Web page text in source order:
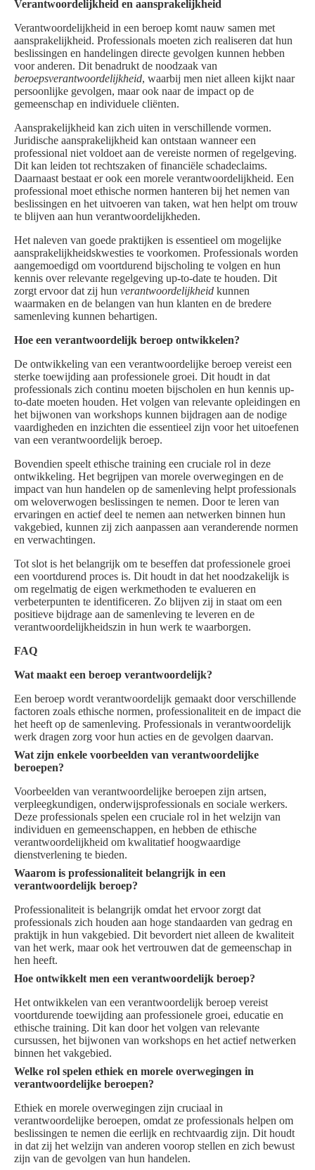
Verantwoordelijkheid en aansprakelijkheid
Verantwoordelijkheid in een beroep komt nauw samen met
aansprakelijkheid. Professionals moeten zich realiseren dat hun
beslissingen en handelingen directe gevolgen kunnen hebben
voor anderen. Dit benadrukt de noodzaak van
beroepsverantwoordelijkheid, waarbij men niet alleen kijkt naar
persoonlijke gevolgen, maar ook naar de impact op de
gemeenschap en individuele cliënten.
Aansprakelijkheid kan zich uiten in verschillende vormen.
Juridische aansprakelijkheid kan ontstaan wanneer een
professional niet voldoet aan de vereiste normen of regelgeving.
Dit kan leiden tot rechtszaken of financiële schadeclaims.
Daarnaast bestaat er ook een morele verantwoordelijkheid. Een
professional moet ethische normen hanteren bij het nemen van
beslissingen en het uitvoeren van taken, wat hen helpt om trouw
te blijven aan hun verantwoordelijkheden.
Het naleven van goede praktijken is essentieel om mogelijke
aansprakelijkheidskwesties te voorkomen. Professionals worden
aangemoedigd om voortdurend bijscholing te volgen en hun
kennis over relevante regelgeving up-to-date te houden. Dit
zorgt ervoor dat zij hun verantwoordelijkheid kunnen
waarmaken en de belangen van hun klanten en de bredere
samenleving kunnen behartigen.
Hoe een verantwoordelijk beroep ontwikkelen?
De ontwikkeling van een verantwoordelijke beroep vereist een
sterke toewijding aan professionele groei. Dit houdt in dat
professionals zich continu moeten bijscholen en hun kennis up-
to-date moeten houden. Het volgen van relevante opleidingen en
het bijwonen van workshops kunnen bijdragen aan de nodige
vaardigheden en inzichten die essentieel zijn voor het uitoefenen
van een verantwoordelijk beroep.
Bovendien speelt ethische training een cruciale rol in deze
ontwikkeling. Het begrijpen van morele overwegingen en de
impact van hun handelen op de samenleving helpt professionals
om weloverwogen beslissingen te nemen. Door te leren van
ervaringen en actief deel te nemen aan netwerken binnen hun
vakgebied, kunnen zij zich aanpassen aan veranderende normen
en verwachtingen.
Tot slot is het belangrijk om te beseffen dat professionele groei
een voortdurend proces is. Dit houdt in dat het noodzakelijk is
om regelmatig de eigen werkmethoden te evalueren en
verbeterpunten te identificeren. Zo blijven zij in staat om een
positieve bijdrage aan de samenleving te leveren en de
verantwoordelijkheidszin in hun werk te waarborgen.
FAQ
Wat maakt een beroep verantwoordelijk?
Een beroep wordt verantwoordelijk gemaakt door verschillende
factoren zoals ethische normen, professionaliteit en de impact die
het heeft op de samenleving. Professionals in verantwoordelijk
werk dragen zorg voor hun acties en de gevolgen daarvan.
Wat zijn enkele voorbeelden van verantwoordelijke
beroepen?
Voorbeelden van verantwoordelijke beroepen zijn artsen,
verpleegkundigen, onderwijsprofessionals en sociale werkers.
Deze professionals spelen een cruciale rol in het welzijn van
individuen en gemeenschappen, en hebben de ethische
verantwoordelijkheid om kwalitatief hoogwaardige
dienstverlening te bieden.
Waarom is professionaliteit belangrijk in een
verantwoordelijk beroep?
Professionaliteit is belangrijk omdat het ervoor zorgt dat
professionals zich houden aan hoge standaarden van gedrag en
praktijk in hun vakgebied. Dit bevordert niet alleen de kwaliteit
van het werk, maar ook het vertrouwen dat de gemeenschap in
hen heeft.
Hoe ontwikkelt men een verantwoordelijk beroep?
Het ontwikkelen van een verantwoordelijk beroep vereist
voortdurende toewijding aan professionele groei, educatie en
ethische training. Dit kan door het volgen van relevante
cursussen, het bijwonen van workshops en het actief netwerken
binnen het vakgebied.
Welke rol spelen ethiek en morele overwegingen in
verantwoordelijke beroepen?
Ethiek en morele overwegingen zijn cruciaal in
verantwoordelijke beroepen, omdat ze professionals helpen om
beslissingen te nemen die eerlijk en rechtvaardig zijn. Dit houdt
in dat zij het welzijn van anderen voorop stellen en zich bewust
zijn van de gevolgen van hun handelen.